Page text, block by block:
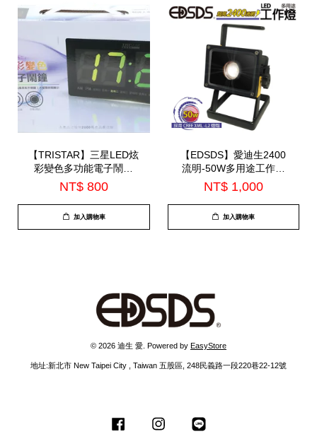
【TRISTAR】三星LED炫
彩變色多功能電子鬧鐘
(TS-A2713)
NT$ 800
加入購物車
【EDSDS】愛迪生2400
流明-50W多用途工作燈
(EDS-G625)
NT$ 1,000
加入購物車
© 2026 迪生 愛. Powered by EasyStore
地址:新北市 New Taipei City , Taiwan 五股區, 248民義路一段220巷22-12號
Facebook Instagram